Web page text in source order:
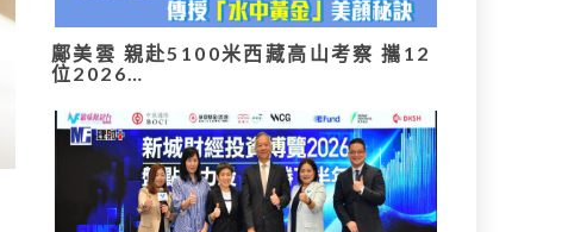
鄺美雲 親赴5100米西藏高山考察 攜12
位2026…